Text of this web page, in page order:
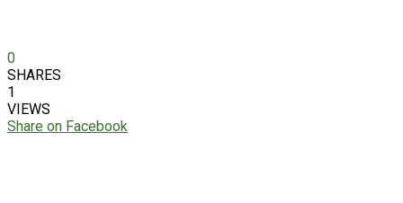
0
SHARES
1
VIEWS
Share on Facebook